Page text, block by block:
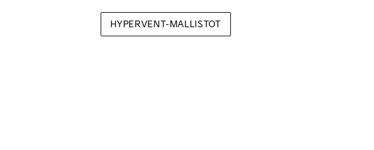
HYPERVENT-MALLISTOT